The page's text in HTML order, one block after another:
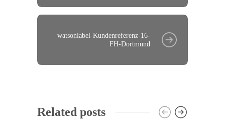
watsonlabel-Kundenreferenz-16-
FH-Dortmund
Related posts